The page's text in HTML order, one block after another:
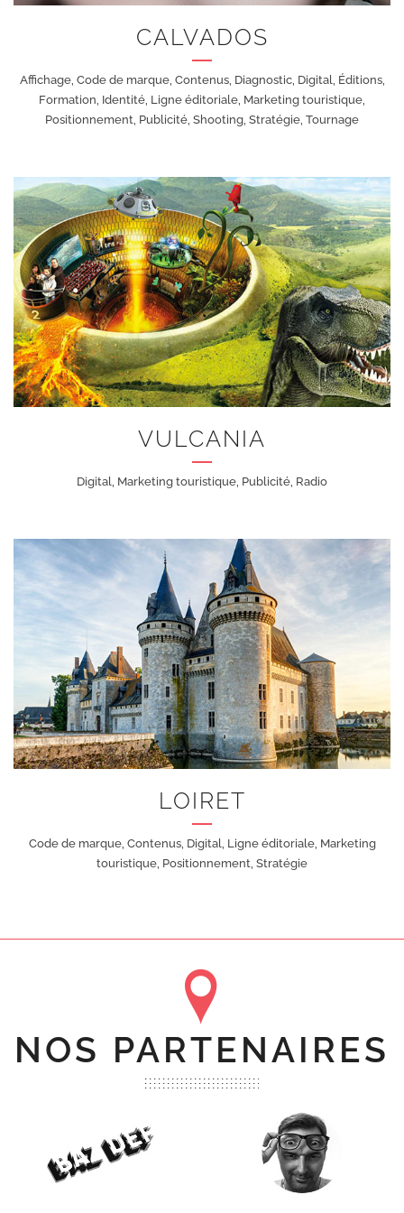
CALVADOS
Affichage, Code de marque, Contenus, Diagnostic, Digital, Éditions,
Formation, Identité, Ligne éditoriale, Marketing touristique,
Positionnement, Publicité, Shooting, Stratégie, Tournage
+
VULCANIA
Digital, Marketing touristique, Publicité, Radio
+
LOIRET
Code de marque, Contenus, Digital, Ligne éditoriale, Marketing
touristique, Positionnement, Stratégie
NOS PARTENAIRES